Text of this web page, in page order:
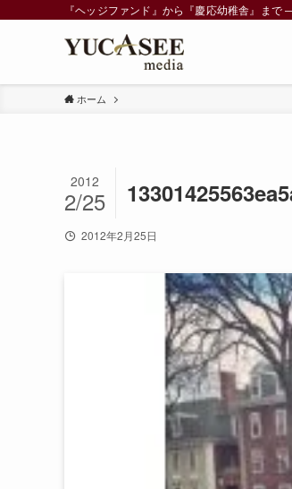
『ヘッジファンド』から『慶応幼稚舎』ま
ホーム
2012
2/25
2012年2月25日